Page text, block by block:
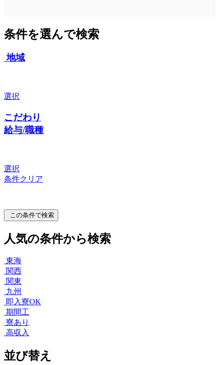
条件を選んで検索
地域
選択
こだわり
給与/職種
選択
条件クリア
この条件で検索
人気の条件から検索
東海
関西
関東
九州
即入寮OK
期間工
寮あり
高収入
並び替え